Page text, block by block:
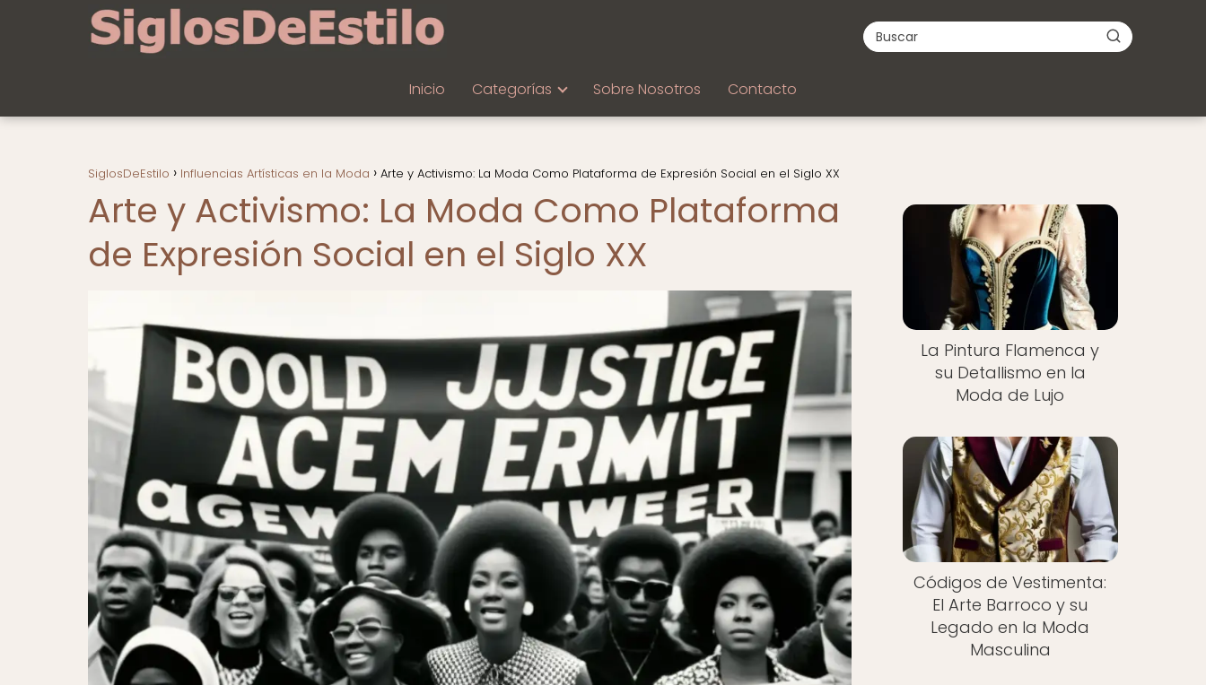
Inicio Categorías Sobre Nosotros Contacto
SiglosDeEstilo Influencias Artísticas en la Moda Arte y Activismo: La Moda Como Plataforma de Expresión Social en el Siglo XX
Arte y Activismo: La Moda Como Plataforma
de Expresión Social en el Siglo XX
La Pintura Flamenca y
su Detallismo en la
Moda de Lujo
Códigos de Vestimenta:
El Arte Barroco y su
Legado en la Moda
Masculina